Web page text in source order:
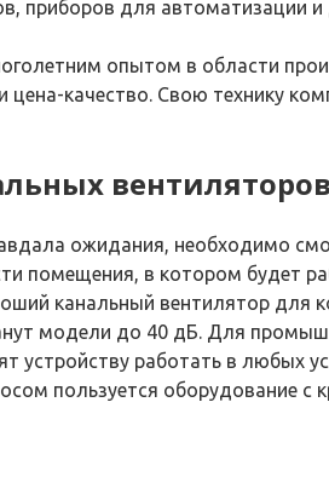
приборов для автоматизации
опытом в области
цена-качество. Свою технику
ожидания, необходимо
помещения, в котором будет
канальный вентилятор
модели до 40 дБ. Для
устройству работать в любых
пользуется оборудование с